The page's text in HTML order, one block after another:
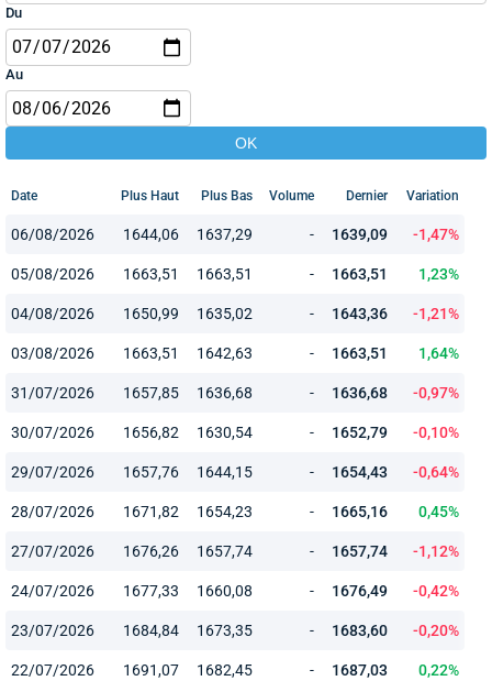
Du
Au
Date Plus Haut Plus Bas Volume Dernier Variation
06/08/2026 1644,06 1637,29 - 1639,09 -1,47%
05/08/2026 1663,51 1663,51 - 1663,51 1,23%
04/08/2026 1650,99 1635,02 - 1643,36 -1,21%
03/08/2026 1663,51 1642,63 - 1663,51 1,64%
31/07/2026 1657,85 1636,68 - 1636,68 -0,97%
30/07/2026 1656,82 1630,54 - 1652,79 -0,10%
29/07/2026 1657,76 1644,15 - 1654,43 -0,64%
28/07/2026 1671,82 1654,23 - 1665,16 0,45%
27/07/2026 1676,26 1657,74 - 1657,74 -1,12%
24/07/2026 1677,33 1660,08 - 1676,49 -0,42%
23/07/2026 1684,84 1673,35 - 1683,60 -0,20%
22/07/2026 1691,07 1682,45 - 1687,03 0,22%